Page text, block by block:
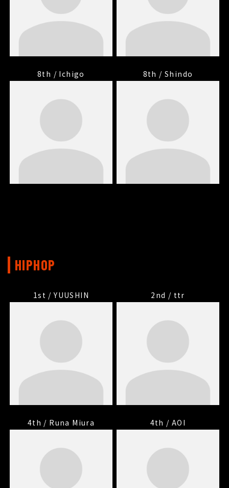
8th / Ichigo 8th / Shindo
HIPHOP
1st / YUUSHIN 2nd / ttr
4th / Runa Miura 4th / AOI